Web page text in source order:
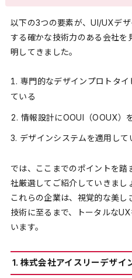
以下の3つの要素が、UI/UXデ
する確かな技術力のある会社を
明してきました。
専門的なデザインプロトタ
ている
情報設計にOOUI（OOUX）
デザインシステムを適用して
では、ここまでのポイントを
社厳選してご紹介していきまし
これらの企業は、視覚的な美
技術に至るまで、トータルな
います。
1. 株式会社アイスリーデザイ